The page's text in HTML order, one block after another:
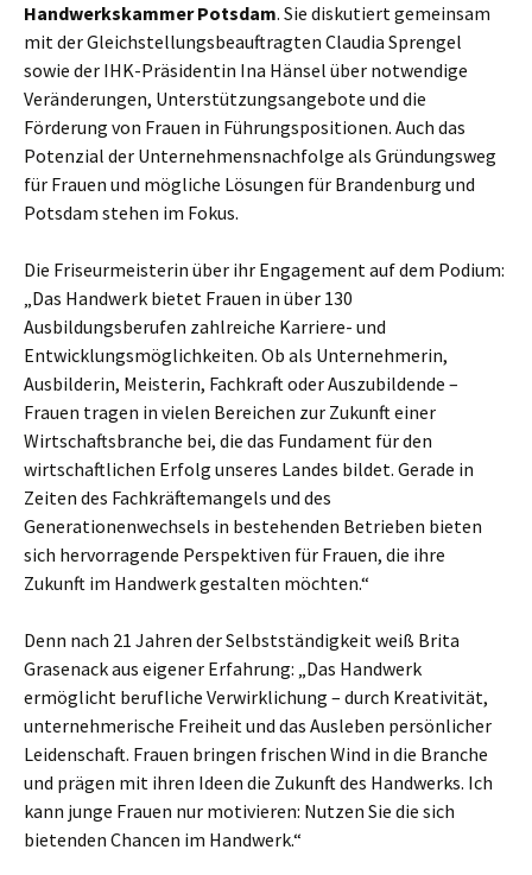
Handwerkskammer Potsdam. Sie diskutiert gemeinsam
mit der Gleichstellungsbeauftragten Claudia Sprengel
sowie der IHK-Präsidentin Ina Hänsel über notwendige
Veränderungen, Unterstützungsangebote und die
Förderung von Frauen in Führungspositionen. Auch das
Potenzial der Unternehmensnachfolge als Gründungsweg
für Frauen und mögliche Lösungen für Brandenburg und
Potsdam stehen im Fokus.
Die Friseurmeisterin über ihr Engagement auf dem Podium:
„Das Handwerk bietet Frauen in über 130
Ausbildungsberufen zahlreiche Karriere- und
Entwicklungsmöglichkeiten. Ob als Unternehmerin,
Ausbilderin, Meisterin, Fachkraft oder Auszubildende –
Frauen tragen in vielen Bereichen zur Zukunft einer
Wirtschaftsbranche bei, die das Fundament für den
wirtschaftlichen Erfolg unseres Landes bildet. Gerade in
Zeiten des Fachkräftemangels und des
Generationenwechsels in bestehenden Betrieben bieten
sich hervorragende Perspektiven für Frauen, die ihre
Zukunft im Handwerk gestalten möchten.“
Denn nach 21 Jahren der Selbstständigkeit weiß Brita
Grasenack aus eigener Erfahrung: „Das Handwerk
ermöglicht berufliche Verwirklichung – durch Kreativität,
unternehmerische Freiheit und das Ausleben persönlicher
Leidenschaft. Frauen bringen frischen Wind in die Branche
und prägen mit ihren Ideen die Zukunft des Handwerks. Ich
kann junge Frauen nur motivieren: Nutzen Sie die sich
bietenden Chancen im Handwerk.“